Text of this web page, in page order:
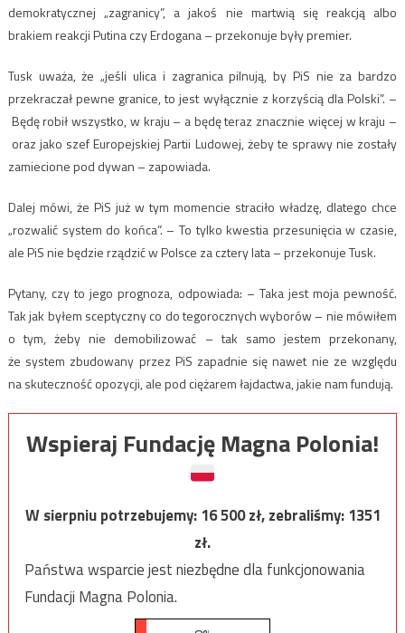
demokratycznej „zagranicy”, a jakoś nie martwią się reakcją albo
brakiem reakcji Putina czy Erdogana – przekonuje były premier.
Tusk uważa, że „jeśli ulica i zagranica pilnują, by PiS nie za bardzo
przekraczał pewne granice, to jest wyłącznie z korzyścią dla Polski”. –
Będę robił wszystko, w kraju – a będę teraz znacznie więcej w kraju –
oraz jako szef Europejskiej Partii Ludowej, żeby te sprawy nie zostały
zamiecione pod dywan – zapowiada.
Dalej mówi, że PiS już w tym momencie straciło władzę, dlatego chce
„rozwalić system do końca”. – To tylko kwestia przesunięcia w czasie,
ale PiS nie będzie rządzić w Polsce za cztery lata – przekonuje Tusk.
Pytany, czy to jego prognoza, odpowiada: – Taka jest moja pewność.
Tak jak byłem sceptyczny co do tegorocznych wyborów – nie mówiłem
o tym, żeby nie demobilizować – tak samo jestem przekonany,
że system zbudowany przez PiS zapadnie się nawet nie ze względu
na skuteczność opozycji, ale pod ciężarem łajdactwa, jakie nam fundują.
Wspieraj Fundację Magna Polonia!
W sierpniu potrzebujemy:16 500zł, zebraliśmy:1351
zł.
Państwa wsparcie jest niezbędne dla funkcjonowania
Fundacji Magna Polonia.